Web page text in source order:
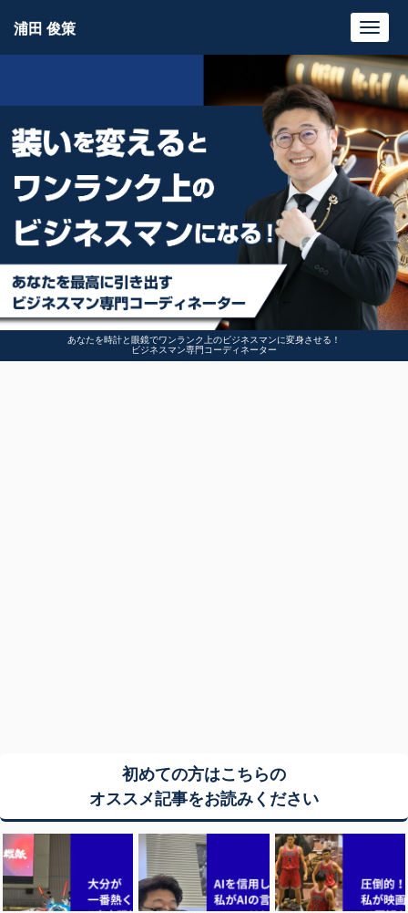
あなたを時計と眼鏡でワンランク上のビジネスマンに変身させる！
ビジネスマン専門コーディネーター
浦田 俊策
初めての方はこちらの
オススメ記事をお読みください